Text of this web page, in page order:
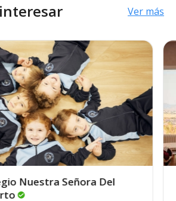
Ver más
Nuestra Señora Del